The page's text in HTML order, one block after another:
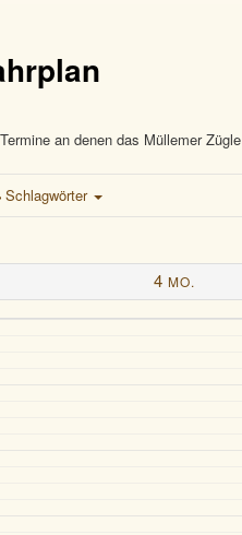
an denen das Müllemer
Schlagwörter
4 MO.